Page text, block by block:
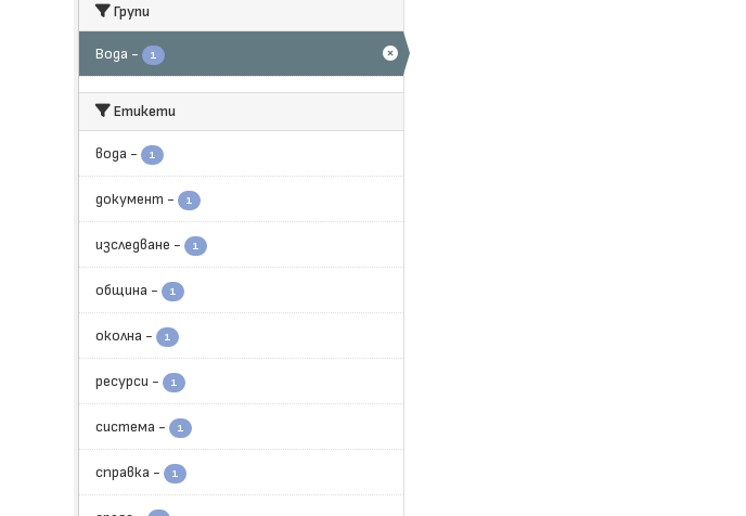
Групи
Вода - 1
Етикети
вода - 1
документ - 1
изследване - 1
община - 1
околна - 1
ресурси - 1
система - 1
справка - 1